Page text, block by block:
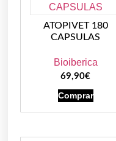
ATOPIVET 180
CAPSULAS
Bioiberica
69,90€
Comprar